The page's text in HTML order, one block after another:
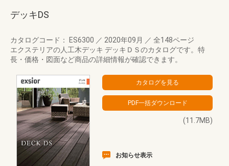
デッキDS
カタログコード： ES6300 ／ 2020年09月 ／ 全148ページ
エクステリアの人工木デッキ デッキＤＳのカタログです。特
長・価格・図面など商品の詳細情報が確認できます。
(11.7MB)
お知らせ表示